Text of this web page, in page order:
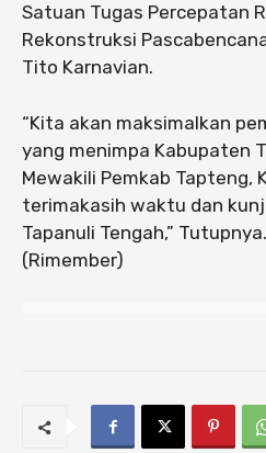
Satuan Tugas Percepatan
Rekonstruksi
Tito Karnavian.
“Kita akan maksimalkan
yang menimpa Kabupaten
Mewakili Pemkab Tapteng,
terimakasih waktu dan
Tapanuli Tengah,” Tutupnya.
(Rimember)